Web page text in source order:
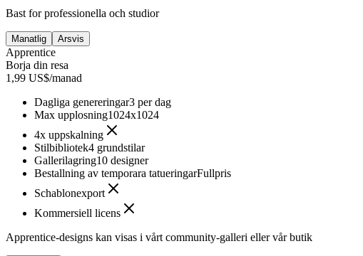
Bast for professionella och studior
Manatlig Arsvis
Apprentice
Borja din resa
1,99 US$/manad
Dagliga genereringar3 per dag
Max upplosning1024x1024
4x uppskalning
Stilbibliotek4 grundstilar
Gallerilagring10 designer
Bestallning av temporara tatueringarFullpris
Schablonexport
Kommersiell licens
Apprentice-designs kan visas i vårt community-galleri eller vår butik